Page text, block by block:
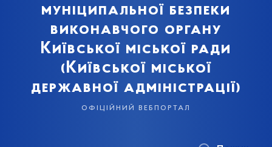
муніципальної безпеки
виконавчого органу
Київської міської ради
(Київської міської
державної адміністрації)
офіційний вебпортал